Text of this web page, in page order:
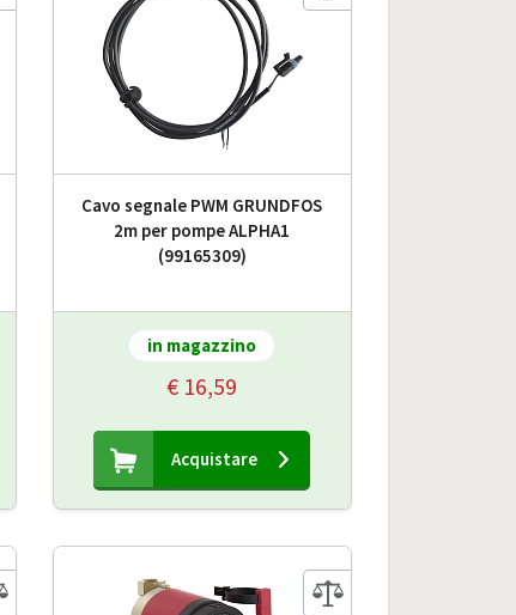
Cavo segnale PWM GRUNDFOS
2m per pompe ALPHA1
(99165309)
in magazzino
€ 16,59
Acquistare